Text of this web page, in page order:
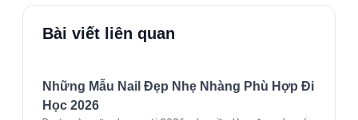
Bài viết liên quan
Những Mẫu Nail Đẹp Nhẹ Nhàng Phù Hợp Đi
Học 2026